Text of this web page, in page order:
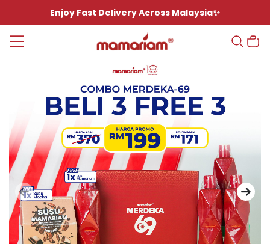
Enjoy Fast Delivery Across Malaysia✨